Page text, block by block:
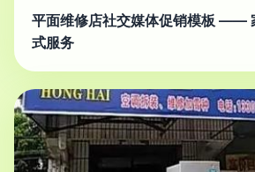
平面维修店社交媒体促销模板 ——
式服务